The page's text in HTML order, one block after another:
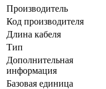
Производитель
Код производителя
Длина кабеля
Тип
Дополнительная
информация
Базовая единица